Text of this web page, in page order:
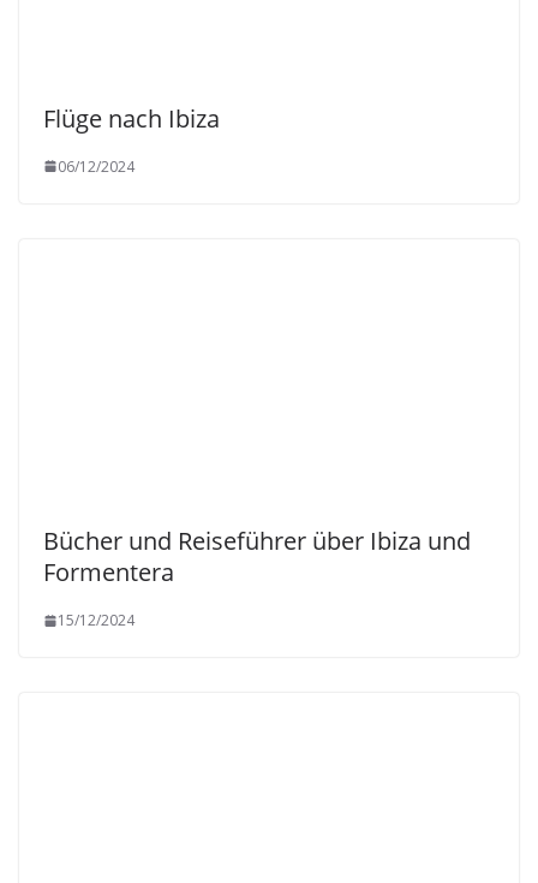
Flüge nach Ibiza
06/12/2024
Bücher und Reiseführer über Ibiza und
Formentera
15/12/2024